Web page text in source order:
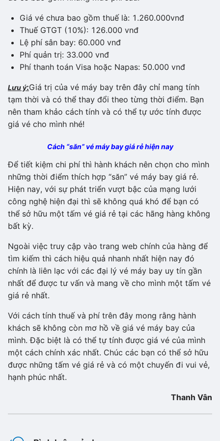
Giá vé chưa bao gồm thuế là: 1.260.000vnđ
Thuế GTGT (10%): 126.000 vnđ
Lệ phí sân bay: 60.000 vnđ
Phí quản trị: 33.000 vnđ
Phí thanh toán Visa hoặc Napas: 50.000 vnđ
Lưu ý:Giá trị của vé máy bay trên đây chỉ mang tính
tạm thời và có thể thay đổi theo từng thời điểm. Bạn
nên tham khảo cách tính và có thể tự ước tính được
giá vé cho mình nhé!
Cách “săn” vé máy bay giá rẻ hiện nay
Để tiết kiệm chi phí thì hành khách nên chọn cho mình
những thời điểm thích hợp “săn” vé máy bay giá rẻ.
Hiện nay, với sự phát triển vượt bậc của mạng lưới
công nghệ hiện đại thì sẽ không quá khó để bạn có
thể sở hữu một tấm vé giá rẻ tại các hãng hàng không
bất kỳ.
Ngoài việc truy cập vào trang web chính của hàng để
tìm kiếm thì cách hiệu quả nhanh nhất hiện nay đó
chính là liên lạc với các đại lý vé máy bay uy tín gần
nhất để được tư vấn và mang về cho mình một tấm vé
giá rẻ nhất.
Với cách tính thuế và phí trên đây mong rằng hành
khách sẽ không còn mơ hồ về giá vé máy bay của
mình. Đặc biệt là có thể tự tính được giá vé của mình
một cách chính xác nhất. Chúc các bạn có thể sở hữu
được những tấm vé giá rẻ và có một chuyến đi vui vẻ,
hạnh phúc nhất.
Thanh Vân